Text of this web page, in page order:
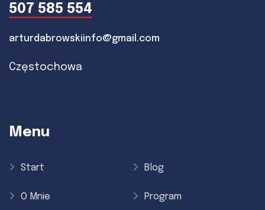
507 585 554
arturdabrowskiinfo@gmail.com
Częstochowa
Menu
Start Blog
O Mnie Program